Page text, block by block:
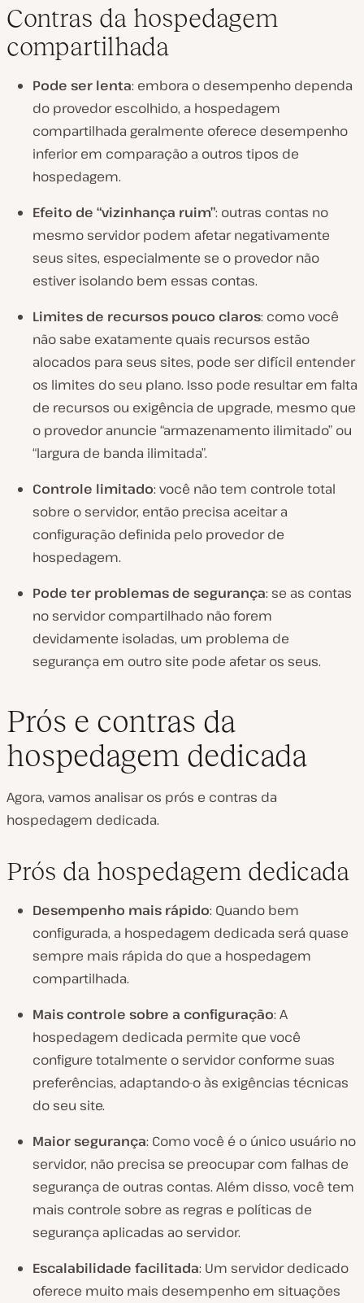
Contras da hospedagem
compartilhada
Pode ser lenta: embora o desempenho dependa
do provedor escolhido, a hospedagem
compartilhada geralmente oferece desempenho
inferior em comparação a outros tipos de
hospedagem.
Efeito de “vizinhança ruim”: outras contas no
mesmo servidor podem afetar negativamente
seus sites, especialmente se o provedor não
estiver isolando bem essas contas.
Limites de recursos pouco claros: como você
não sabe exatamente quais recursos estão
alocados para seus sites, pode ser difícil entender
os limites do seu plano. Isso pode resultar em falta
de recursos ou exigência de upgrade, mesmo que
o provedor anuncie “armazenamento ilimitado” ou
“largura de banda ilimitada”.
Controle limitado: você não tem controle total
sobre o servidor, então precisa aceitar a
configuração definida pelo provedor de
hospedagem.
Pode ter problemas de segurança: se as contas
no servidor compartilhado não forem
devidamente isoladas, um problema de
segurança em outro site pode afetar os seus.
Prós e contras da
hospedagem dedicada
Agora, vamos analisar os prós e contras da
hospedagem dedicada.
Prós da hospedagem dedicada
Desempenho mais rápido: Quando bem
configurada, a hospedagem dedicada será quase
sempre mais rápida do que a hospedagem
compartilhada.
Mais controle sobre a configuração: A
hospedagem dedicada permite que você
configure totalmente o servidor conforme suas
preferências, adaptando-o às exigências técnicas
do seu site.
Maior segurança: Como você é o único usuário no
servidor, não precisa se preocupar com falhas de
segurança de outras contas. Além disso, você tem
mais controle sobre as regras e políticas de
segurança aplicadas ao servidor.
Escalabilidade facilitada: Um servidor dedicado
oferece muito mais desempenho em situações